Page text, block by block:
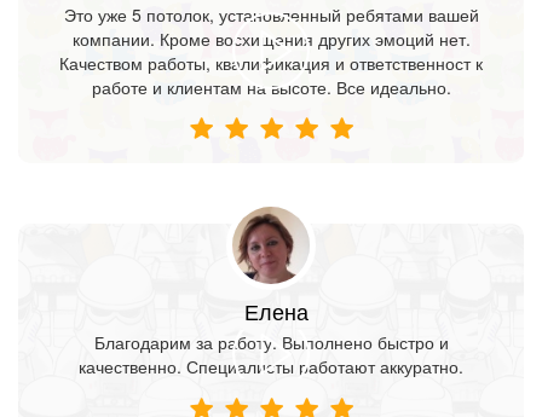
Это уже 5 потолок, установленный ребятами вашей
компании. Кроме восхищения других эмоций нет.
Качеством работы, квалификация и ответственност к
работе и клиентам на высоте. Все идеально.
Елена
Благодарим за работу. Выполнено быстро и
качественно. Специалисты работают аккуратно.